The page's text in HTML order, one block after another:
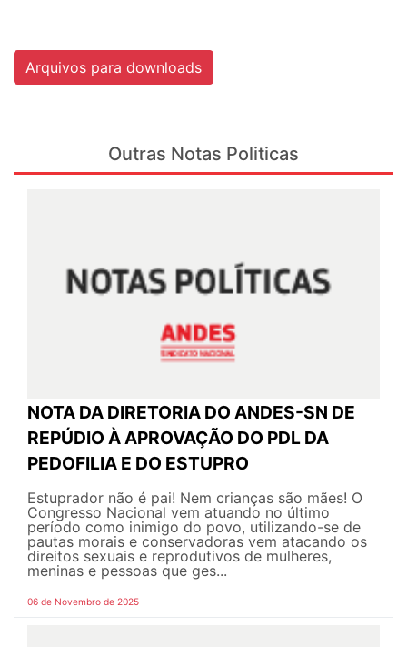
Arquivos para downloads
Outras Notas Politicas
NOTA DA DIRETORIA DO ANDES-SN DE
REPÚDIO À APROVAÇÃO DO PDL DA
PEDOFILIA E DO ESTUPRO
Estuprador não é pai! Nem crianças são mães! O
Congresso Nacional vem atuando no último
período como inimigo do povo, utilizando-se de
pautas morais e conservadoras vem atacando os
direitos sexuais e reprodutivos de mulheres,
meninas e pessoas que ges...
06 de Novembro de 2025